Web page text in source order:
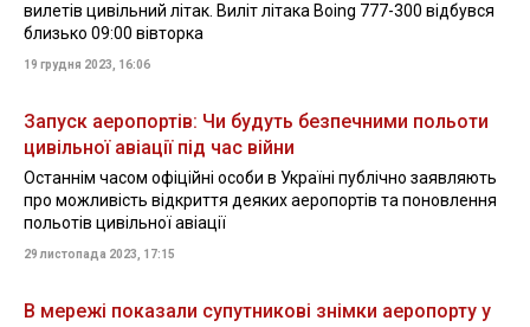
вилетів цивільний літак. Виліт літака Boing 777-300 відбувся
близько 09:00 вівторка
19 грудня 2023, 16:06
Запуск аеропортів: Чи будуть безпечними польоти
цивільної авіації під час війни
Останнім часом офіційні особи в Україні публічно заявляють
про можливість відкриття деяких аеропортів та поновлення
польотів цивільної авіації
29 листопада 2023, 17:15
В мережі показали супутникові знімки аеропорту у